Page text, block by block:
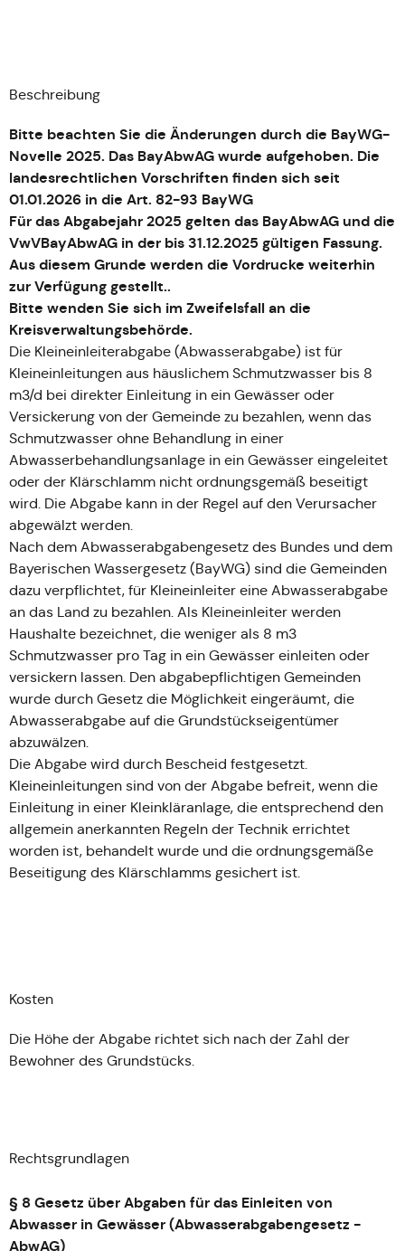
Beschreibung
Bitte beachten Sie die Änderungen durch die BayWG-
Novelle 2025. Das BayAbwAG wurde aufgehoben. Die
landesrechtlichen Vorschriften finden sich seit
01.01.2026 in die Art. 82-93 BayWG
Für das Abgabejahr 2025 gelten das BayAbwAG und die
VwVBayAbwAG in der bis 31.12.2025 gültigen Fassung.
Aus diesem Grunde werden die Vordrucke weiterhin
zur Verfügung gestellt..
Bitte wenden Sie sich im Zweifelsfall an die
Kreisverwaltungsbehörde.
Die Kleineinleiterabgabe (Abwasserabgabe) ist für
Kleineinleitungen aus häuslichem Schmutzwasser bis 8
m3/d bei direkter Einleitung in ein Gewässer oder
Versickerung von der Gemeinde zu bezahlen, wenn das
Schmutzwasser ohne Behandlung in einer
Abwasserbehandlungsanlage in ein Gewässer eingeleitet
oder der Klärschlamm nicht ordnungsgemäß beseitigt
wird. Die Abgabe kann in der Regel auf den Verursacher
abgewälzt werden.
Nach dem Abwasserabgabengesetz des Bundes und dem
Bayerischen Wassergesetz (BayWG) sind die Gemeinden
dazu verpflichtet, für Kleineinleiter eine Abwasserabgabe
an das Land zu bezahlen. Als Kleineinleiter werden
Haushalte bezeichnet, die weniger als 8 m3
Schmutzwasser pro Tag in ein Gewässer einleiten oder
versickern lassen. Den abgabepflichtigen Gemeinden
wurde durch Gesetz die Möglichkeit eingeräumt, die
Abwasserabgabe auf die Grundstückseigentümer
abzuwälzen.
Die Abgabe wird durch Bescheid festgesetzt.
Kleineinleitungen sind von der Abgabe befreit, wenn die
Einleitung in einer Kleinkläranlage, die entsprechend den
allgemein anerkannten Regeln der Technik errichtet
worden ist, behandelt wurde und die ordnungsgemäße
Beseitigung des Klärschlamms gesichert ist.
Kosten
Die Höhe der Abgabe richtet sich nach der Zahl der
Bewohner des Grundstücks.
Rechtsgrundlagen
§ 8 Gesetz über Abgaben für das Einleiten von
Abwasser in Gewässer (Abwasserabgabengesetz -
AbwAG)